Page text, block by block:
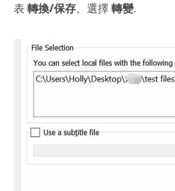
表 轉換/保存。選擇轉變.